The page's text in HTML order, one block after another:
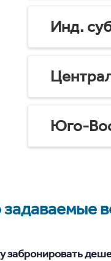
Инд.
Юго-
задаваемые
забронировать